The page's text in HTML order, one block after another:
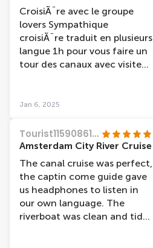
CroisiÃ¨re avec le groupe
lovers Sympathique
croisiÃ¨re traduit en plusieurs
langue 1h pour vous faire un
tour des canaux avec visite
quartiers/monuments /
musÃ©e de la ville etc TrÃ¨s
bien pour dÃ©couvrir une 1er
fois en famille en amies en
couple cette croisiÃ¨re et
trÃ¨s bien adapter
Jan 6, 2025
Tourist11590861736
Amsterdam City River Cruise
The canal cruise was perfect,
the captin come guide gave
us headphones to listen in
our own language. The
riverboat was clean and tidy,